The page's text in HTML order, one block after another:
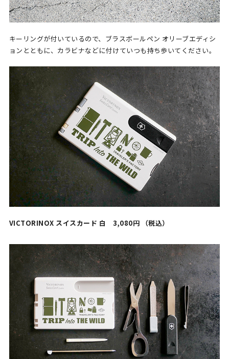
キーリングが付いているので、ブラスボールペン オリーブエディシ
ョンとともに、カラビナなどに付けていつも持ち歩いてください。
VICTORINOX スイスカード 白 3,080円 （税込）